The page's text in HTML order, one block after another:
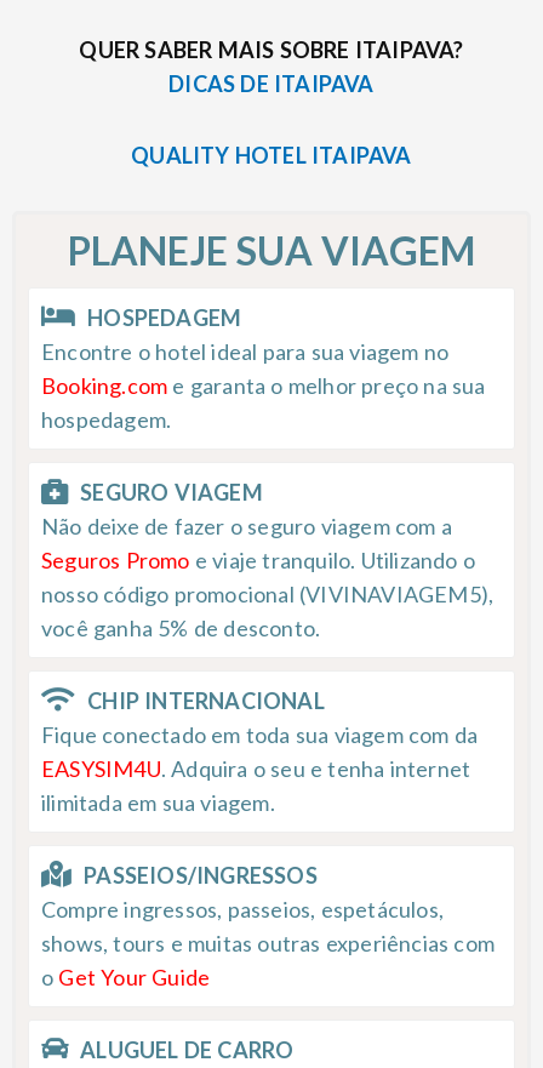
QUER SABER MAIS SOBRE ITAIPAVA?
DICAS DE ITAIPAVA
QUALITY HOTEL ITAIPAVA
PLANEJE SUA VIAGEM
HOSPEDAGEM
Encontre o hotel ideal para sua viagem no
Booking.com e garanta o melhor preço na sua
hospedagem.
SEGURO VIAGEM
Não deixe de fazer o seguro viagem com a
Seguros Promo e viaje tranquilo. Utilizando o
nosso código promocional (VIVINAVIAGEM5),
você ganha 5% de desconto.
CHIP INTERNACIONAL
Fique conectado em toda sua viagem com da
EASYSIM4U. Adquira o seu e tenha internet
ilimitada em sua viagem.
PASSEIOS/INGRESSOS
Compre ingressos, passeios, espetáculos,
shows, tours e muitas outras experiências com
o Get Your Guide
ALUGUEL DE CARRO